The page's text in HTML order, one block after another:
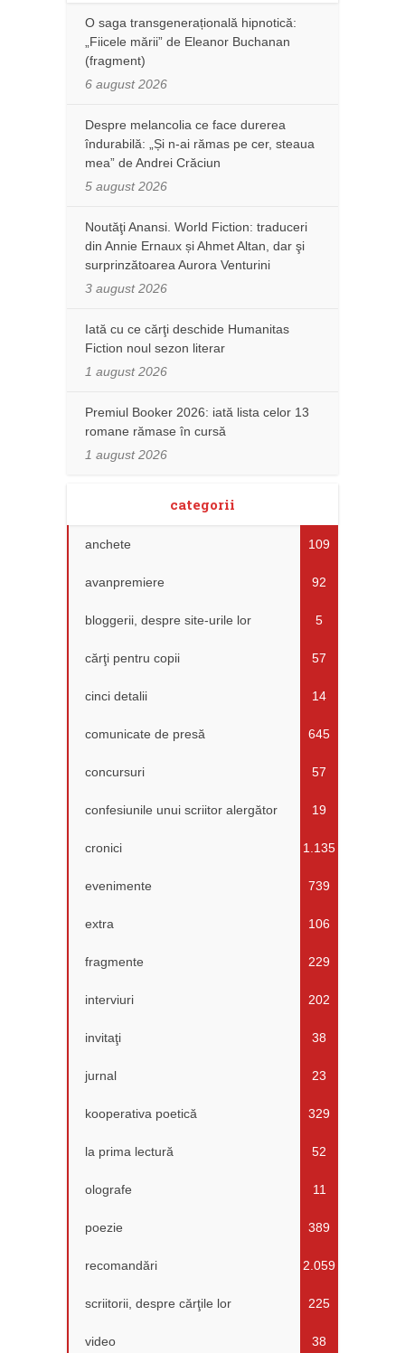
O saga transgenerațională hipnotică:
„Fiicele mării” de Eleanor Buchanan
(fragment)
6 august 2026
Despre melancolia ce face durerea
îndurabilă: „Și n-ai rămas pe cer, steaua
mea” de Andrei Crăciun
5 august 2026
Noutăţi Anansi. World Fiction: traduceri
din Annie Ernaux și Ahmet Altan, dar şi
surprinzătoarea Aurora Venturini
3 august 2026
Iată cu ce cărţi deschide Humanitas
Fiction noul sezon literar
1 august 2026
Premiul Booker 2026: iată lista celor 13
romane rămase în cursă
1 august 2026
categorii
anchete 109
avanpremiere 92
bloggerii, despre site-urile lor 5
cărţi pentru copii 57
cinci detalii 14
comunicate de presă 645
concursuri 57
confesiunile unui scriitor alergător 19
cronici 1.135
evenimente 739
extra 106
fragmente 229
interviuri 202
invitaţi 38
jurnal 23
kooperativa poetică 329
la prima lectură 52
olografe 11
poezie 389
recomandări 2.059
scriitorii, despre cărţile lor 225
video 38